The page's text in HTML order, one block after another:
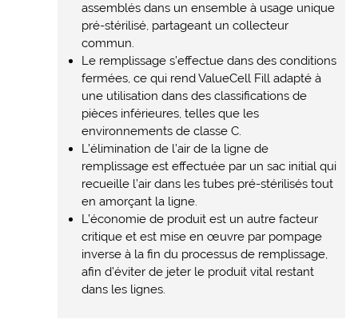
assemblés dans un ensemble à usage unique
pré-stérilisé, partageant un collecteur
commun.
Le remplissage s’effectue dans des conditions
fermées, ce qui rend ValueCell Fill adapté à
une utilisation dans des classifications de
pièces inférieures, telles que les
environnements de classe C.
L’élimination de l’air de la ligne de
remplissage est effectuée par un sac initial qui
recueille l’air dans les tubes pré-stérilisés tout
en amorçant la ligne.
L’économie de produit est un autre facteur
critique et est mise en œuvre par pompage
inverse à la fin du processus de remplissage,
afin d’éviter de jeter le produit vital restant
dans les lignes.